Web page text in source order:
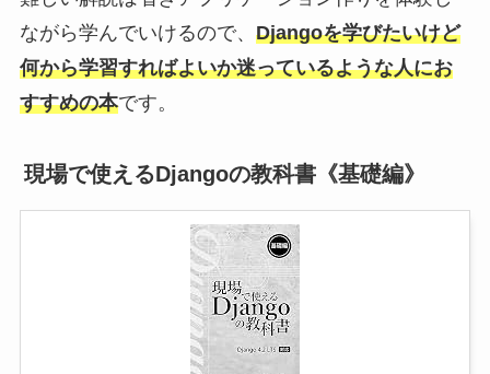
ながら学んでいけるので、 Djangoを学びたいけど
何から学習すればよいか迷っているような人にお
すすめの本です。
現場で使えるDjangoの教科書《基礎編》